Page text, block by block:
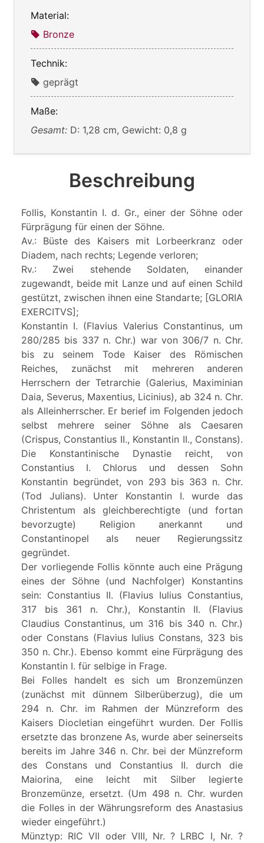
Material:
Bronze
Technik:
geprägt
Maße:
Gesamt: D: 1,28 cm, Gewicht: 0,8 g
Beschreibung
Follis, Konstantin I. d. Gr., einer der Söhne oder
Fürprägung für einen der Söhne.
Av.: Büste des Kaisers mit Lorbeerkranz oder
Diadem, nach rechts; Legende verloren;
Rv.: Zwei stehende Soldaten, einander
zugewandt, beide mit Lanze und auf einen Schild
gestützt, zwischen ihnen eine Standarte; [GLORIA
EXERCITVS];
Konstantin I. (Flavius Valerius Constantinus, um
280/285 bis 337 n. Chr.) war von 306/7 n. Chr.
bis zu seinem Tode Kaiser des Römischen
Reiches, zunächst mit mehreren anderen
Herrschern der Tetrarchie (Galerius, Maximinian
Daia, Severus, Maxentius, Licinius), ab 324 n. Chr.
als Alleinherrscher. Er berief im Folgenden jedoch
selbst mehrere seiner Söhne als Caesaren
(Crispus, Constantius II., Konstantin II., Constans).
Die Konstantinische Dynastie reicht, von
Constantius I. Chlorus und dessen Sohn
Konstantin begründet, von 293 bis 363 n. Chr.
(Tod Julians). Unter Konstantin I. wurde das
Christentum als gleichberechtigte (und fortan
bevorzugte) Religion anerkannt und
Constantinopel als neuer Regierungssitz
gegründet.
Der vorliegende Follis könnte auch eine Prägung
eines der Söhne (und Nachfolger) Konstantins
sein: Constantius II. (Flavius Iulius Constantius,
317 bis 361 n. Chr.), Konstantin II. (Flavius
Claudius Constantinus, um 316 bis 340 n. Chr.)
oder Constans (Flavius Iulius Constans, 323 bis
350 n. Chr.). Ebenso kommt eine Fürprägung des
Konstantin I. für selbige in Frage.
Bei Folles handelt es sich um Bronzemünzen
(zunächst mit dünnem Silberüberzug), die um
294 n. Chr. im Rahmen der Münzreform des
Kaisers Diocletian eingeführt wurden. Der Follis
ersetzte das bronzene As, wurde aber seinerseits
bereits im Jahre 346 n. Chr. bei der Münzreform
des Constans und Constantius II. durch die
Maiorina, eine leicht mit Silber legierte
Bronzemünze, ersetzt. (Um 498 n. Chr. wurden
die Folles in der Währungsreform des Anastasius
wieder eingeführt.)
Münztyp: RIC VII oder VIII, Nr. ? LRBC I, Nr. ?